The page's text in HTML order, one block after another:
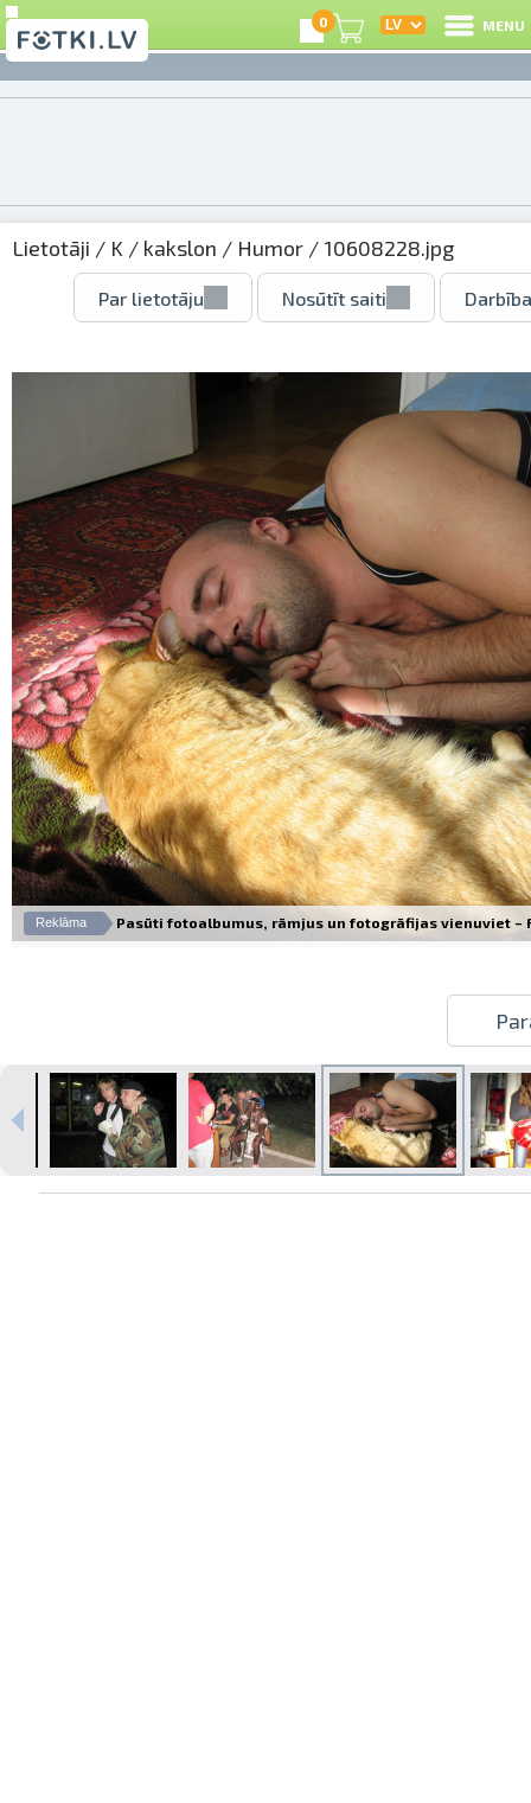
Izdrukas 1h laikā Rīgā – pasūtiet
tiešsaistē
Dažādi formāti un papīra veidi
0 MENU
Lietotāji / K / kakslon / Humor / 10608228.jpg
Par lietotāju Nosūtīt saiti
Reklāma Pasūti fotoalbumus, rāmjus un fotogrāfijas vienuviet –